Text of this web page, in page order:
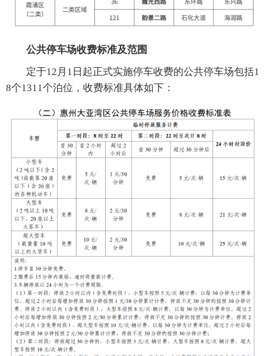
公共停车场收费标准及范围
定于12月1日起正式实施停车收费的公共停车场包括1
8个1311个泊位，收费标准具体如下：